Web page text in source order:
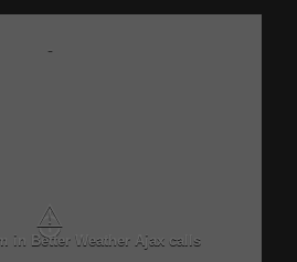
-
⚠
in Better Weather Ajax calls